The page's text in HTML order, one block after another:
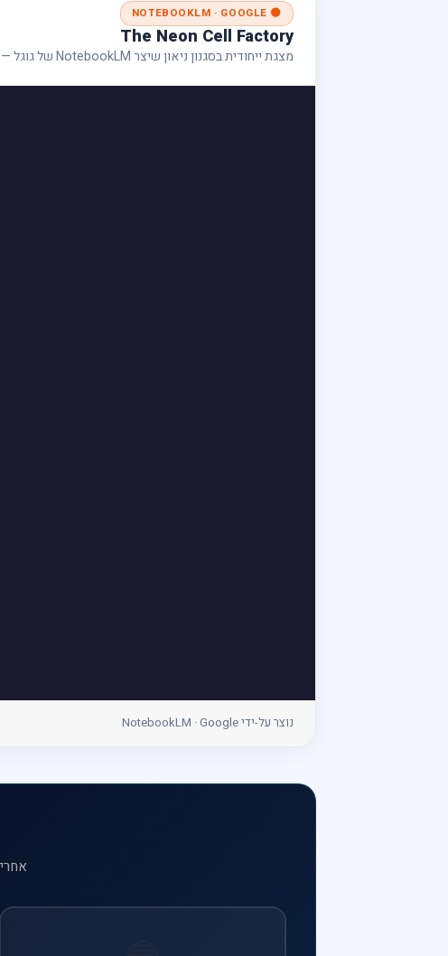
🟠 NOTEBOOKLM · GOOGLE
The Neon Cell Factory
מצגת ייחודית בסגנון ניאון שיצר NotebookLM של גוגל — ייצוג יצירתי של מפעל התא.
נוצר על-ידי NotebookLM · Google